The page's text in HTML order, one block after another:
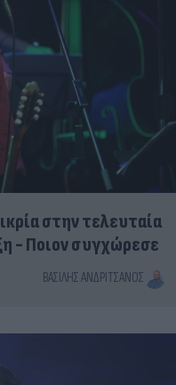
στην τελευταία
- Ποιον συγχώρεσε
ΒΑΣΊΛΗΣ ΑΝΔΡΙΤΣΆΝΟΣ